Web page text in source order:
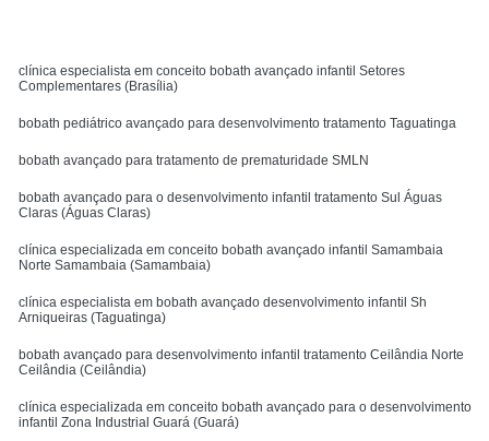
clínica especialista em conceito bobath avançado infantil Setores
Complementares (Brasília)
bobath pediátrico avançado para desenvolvimento tratamento Taguatinga
bobath avançado para tratamento de prematuridade SMLN
bobath avançado para o desenvolvimento infantil tratamento Sul Águas
Claras (Águas Claras)
clínica especializada em conceito bobath avançado infantil Samambaia
Norte Samambaia (Samambaia)
clínica especialista em bobath avançado desenvolvimento infantil Sh
Arniqueiras (Taguatinga)
bobath avançado para desenvolvimento infantil tratamento Ceilândia Norte
Ceilândia (Ceilândia)
clínica especializada em conceito bobath avançado para o desenvolvimento
infantil Zona Industrial Guará (Guará)